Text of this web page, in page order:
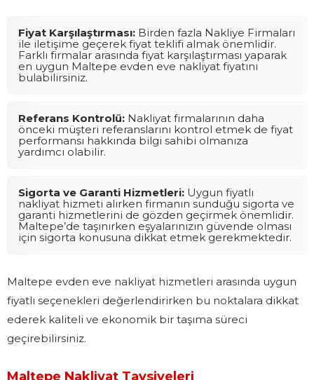
Fiyat Karşılaştırması: Birden fazla Nakliye Firmaları
ile iletişime geçerek fiyat teklifi almak önemlidir.
Farklı firmalar arasında fiyat karşılaştırması yaparak
en uygun Maltepe evden eve nakliyat fiyatını
bulabilirsiniz.
Referans Kontrolü: Nakliyat firmalarının daha
önceki müşteri referanslarını kontrol etmek de fiyat
performansı hakkında bilgi sahibi olmanıza
yardımcı olabilir.
Sigorta ve Garanti Hizmetleri: Uygun fiyatlı
nakliyat hizmeti alırken firmanın sunduğu sigorta ve
garanti hizmetlerini de gözden geçirmek önemlidir.
Maltepe’de taşınırken eşyalarınızın güvende olması
için sigorta konusuna dikkat etmek gerekmektedir.
Maltepe evden eve nakliyat hizmetleri arasında uygun
fiyatlı seçenekleri değerlendirirken bu noktalara dikkat
ederek kaliteli ve ekonomik bir taşıma süreci
geçirebilirsiniz.
Maltepe Nakliyat Tavsiyeleri